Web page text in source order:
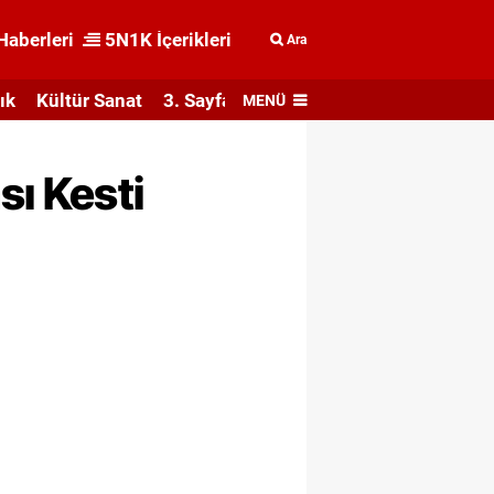
5N1K İçerikleri Ara
Kültür Sanat 3. Sayfa MENÜ
Kesti